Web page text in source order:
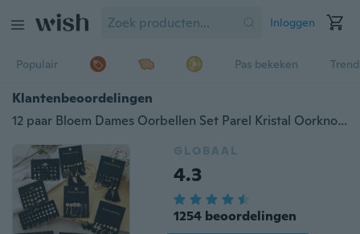
Inloggen
Populair Pas bekeken
Klantenbeoordelingen
12 paar Bloem Dames Oorbellen Set Parel Kristal Oorknopjes Boho Geometrische Kwastje Oorbellen Voor Vrouwen 2020 Sieraden Gift
GLOBAAL
4.3
1254 beoordelingen